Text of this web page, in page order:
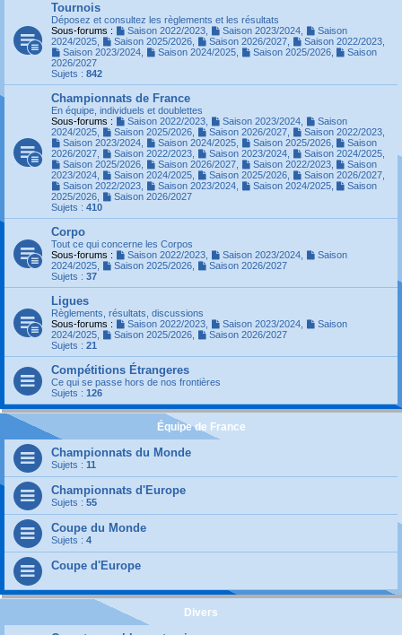
Tournois
Déposez et consultez les règlements et les résultats
Sous-forums :
Saison 2022/2023, Saison 2023/2024,
Saison
2024/2025
Saison 2025/2026, Saison 2026/2027, Saison 2022/2023,
Saison 2023/2024, Saison 2024/2025, Saison 2025/2026,
Saison
2026/2027
Sujets : 842
Championnats de France
En équipe, individuels et doublettes
Sous-forums :
Saison 2022/2023, Saison 2023/2024,
Saison
2024/2025
Saison 2025/2026, Saison 2026/2027, Saison 2022/2023,
Saison 2023/2024, Saison 2024/2025, Saison 2025/2026,
Saison
2026/2027
Saison 2022/2023, Saison 2023/2024, Saison 2024/2025,
Saison 2025/2026, Saison 2026/2027, Saison 2022/2023,
Saison
2023/2024
Saison 2024/2025, Saison 2025/2026, Saison 2026/2027,
Saison 2022/2023, Saison 2023/2024, Saison 2024/2025,
Saison
2025/2026
Saison 2026/2027
Sujets : 410
Corpo
Tout ce qui concerne les Corpos
Sous-forums :
Saison 2022/2023, Saison 2023/2024,
Saison
2024/2025
Saison 2025/2026,
Saison 2026/2027
Sujets : 37
Ligues
Règlements, résultats, discussions
Sous-forums :
Saison 2022/2023, Saison 2023/2024,
Saison
2024/2025
Saison 2025/2026,
Saison 2026/2027
Sujets : 21
Compétitions Étrangeres
Ce qui se passe hors de nos frontières
Sujets : 126
Équipe de France
Championnats du Monde
Sujets : 11
Championnats d'Europe
Sujets : 55
Coupe du Monde
Sujets : 4
Coupe d'Europe
Divers